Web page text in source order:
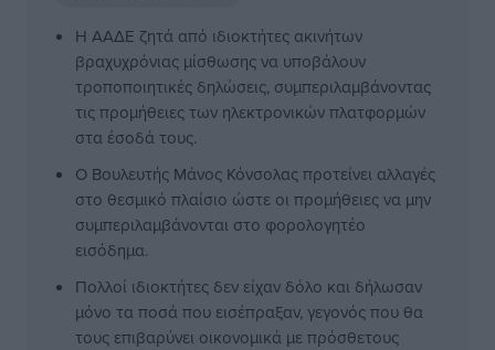
Η ΑΑΔΕ ζητά από ιδιοκτήτες ακινήτων
βραχυχρόνιας μίσθωσης να υποβάλουν
τροποποιητικές δηλώσεις, συμπεριλαμβάνοντας
τις προμήθειες των ηλεκτρονικών πλατφορμών
στα έσοδά τους.
Ο Βουλευτής Μάνος Κόνσολας προτείνει αλλαγές
στο θεσμικό πλαίσιο ώστε οι προμήθειες να μην
συμπεριλαμβάνονται στο φορολογητέο
εισόδημα.
Πολλοί ιδιοκτήτες δεν είχαν δόλο και δήλωσαν
μόνο τα ποσά που εισέπραξαν, γεγονός που θα
τους επιβαρύνει οικονομικά με πρόσθετους